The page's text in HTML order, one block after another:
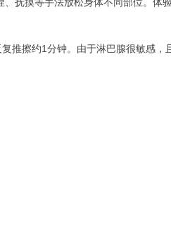
抚摸等手法放松身体不同部位。体
擦约1分钟。由于淋巴腺很敏感，